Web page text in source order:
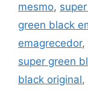
mesmo,
green black
emagrecedor,
super green
black original,